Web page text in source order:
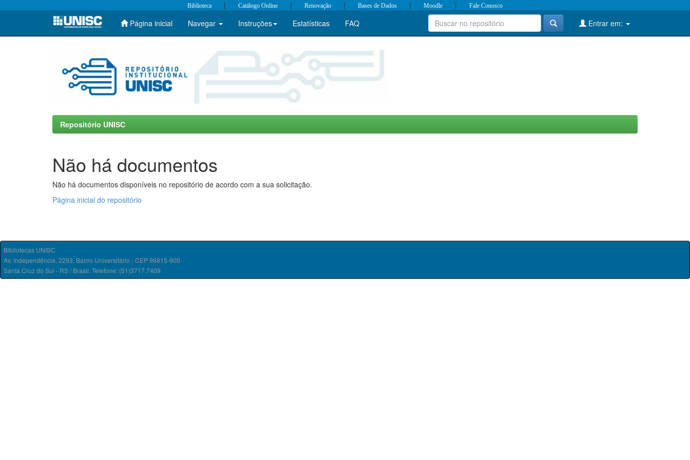
Skip
Biblioteca | Catálogo Online | Renovação | Bases de Dados | Moodle | Fale Conosco
Página inicial Navegar Instruções Estatísticas FAQ Entrar em:
Repositório UNISC
Não há documentos
Não há documentos disponíveis no repositório de acordo com a sua solicitação.
Página inicial do repositório
Bibliotecas UNISC
Av. Independência, 2293, Bairro Universitário - CEP 96815-900
Santa Cruz do Sul - RS / Brasil. Telefone: (51)3717.7409